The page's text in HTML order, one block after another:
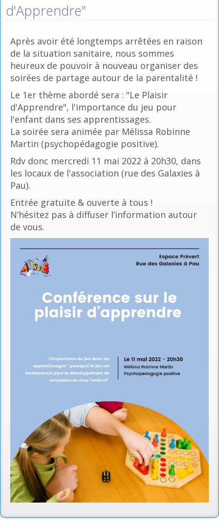
d'Apprendre"
Après avoir été longtemps arrêtées en raison
de la situation sanitaire, nous sommes
heureux de pouvoir à nouveau organiser des
soirées de partage autour de la parentalité !
Le 1er thème abordé sera : "Le Plaisir
d'Apprendre", l'importance du jeu pour
l'enfant dans ses apprentissages.
La soirée sera animée par Mélissa Robinne
Martin (psychopédagogie positive).
Rdv donc mercredi 11 mai 2022 à 20h30, dans
les locaux de l'association (rue des Galaxies à
Pau).
Entrée gratuite & ouverte à tous !
N’hésitez pas à diffuser l’information autour
de vous.